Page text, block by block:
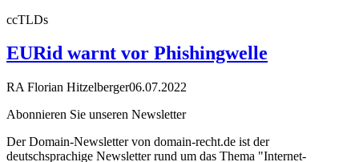
ccTLDs
EURid warnt vor Phishingwelle
RA Florian Hitzelberger06.07.2022
Abonnieren Sie unseren Newsletter
Der Domain-Newsletter von domain-recht.de ist der
deutschsprachige Newsletter rund um das Thema "Internet-